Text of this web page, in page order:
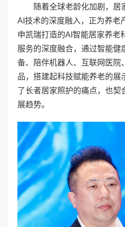
随着全球老龄化加剧，居
AI技术的深度融入，正为养老
申凯瑞打造的AI智能居家养老
服务的深度融合，通过智能健
备、陪伴机器人、互联网医院
品，搭建起科技赋能养老的展
了长者居家照护的痛点，也契
展趋势。